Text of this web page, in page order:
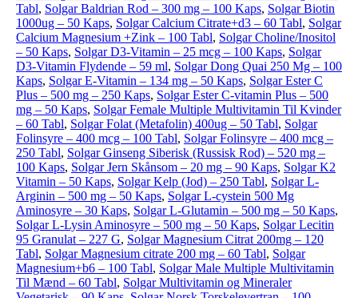
Tabl, Solgar Baldrian Rod – 300 mg – 100 Kaps, Solgar Biotin
1000ug – 50 Kaps, Solgar Calcium Citrate+d3 – 60 Tabl, Solgar
Calcium Magnesium +Zink – 100 Tabl, Solgar Choline/Inositol
– 50 Kaps, Solgar D3-Vitamin – 25 mcg – 100 Kaps, Solgar
D3-Vitamin Flydende – 59 ml, Solgar Dong Quai 250 Mg – 100
Kaps, Solgar E-Vitamin – 134 mg – 50 Kaps, Solgar Ester C
Plus – 500 mg – 250 Kaps, Solgar Ester C-vitamin Plus – 500
mg – 50 Kaps, Solgar Female Multiple Multivitamin Til Kvinder
– 60 Tabl, Solgar Folat (Metafolin) 400ug – 50 Tabl, Solgar
Folinsyre – 400 mcg – 100 Tabl, Solgar Folinsyre – 400 mcg –
250 Tabl, Solgar Ginseng Siberisk (Russisk Rod) – 520 mg –
100 Kaps, Solgar Jern Skånsom – 20 mg – 90 Kaps, Solgar K2
Vitamin – 50 Kaps, Solgar Kelp (Jod) – 250 Tabl, Solgar L-
Arginin – 500 mg – 50 Kaps, Solgar L-cystein 500 Mg
Aminosyre – 30 Kaps, Solgar L-Glutamin – 500 mg – 50 Kaps,
Solgar L-Lysin Aminosyre – 500 mg – 50 Kaps, Solgar Lecitin
95 Granulat – 227 G, Solgar Magnesium Citrat 200mg – 120
Tabl, Solgar Magnesium citrate 200 mg – 60 Tabl, Solgar
Magnesium+b6 – 100 Tabl, Solgar Male Multiple Multivitamin
Til Mænd – 60 Tabl, Solgar Multivitamin og Mineraler